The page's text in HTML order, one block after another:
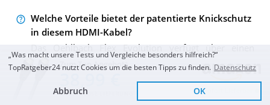
Zum Top Angebot
KOSTENLOSE LIEFERUNG Sofort Lieferbar
Welche Vorteile bietet der patentierte Knickschutz
in diesem HDMI-Kabel?
Das Oehlbach Flex Evolution verfügt über einen
patentierten Knickschutz, der in den Stecker selbst
integriert ist. Diese innovative Funktion minimiert das
Risiko, dass das Kabel durch Knicke oder
„Was macht unsere Tests und Vergleiche besonders hilfreich?“
TopRatgeber24 nutzt Cookies um die besten Tipps zu finden. Datenschutz
Abbruch OK